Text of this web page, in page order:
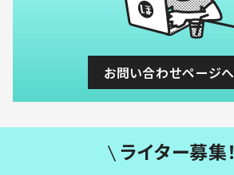
お問い合わせページへ
ライター募集！